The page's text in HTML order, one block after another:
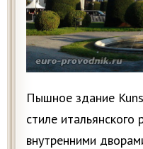
Пышное здание
стиле итальянского
внутренними